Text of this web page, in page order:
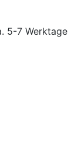
5-7 Werktage